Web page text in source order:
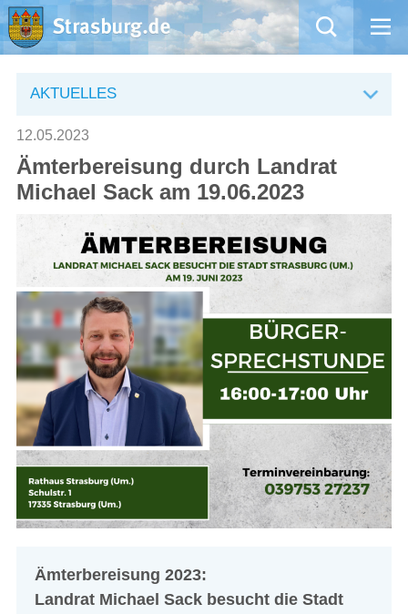
Aktuelles
Rathaus
Natur – Kultur – Tourismus
Wirtschaft
Kommentarrichtlinien und Netiquette für unsere Social Media-Kanäle
Willkommen in Strasburg (Uckermark)
Strasburger Ehrenamtspreis „SBG“
Welcome to Strasburg (Uckermark)
Ласкаво просимо до Штрасбурга (Уккермарк)
Bine ați venit în Strasburg (Uckermark)
AKTUELLES
12.05.2023
Ämterbereisung durch Landrat
Michael Sack am 19.06.2023
Ämterbereisung 2023:
Landrat Michael Sack besucht die Stadt